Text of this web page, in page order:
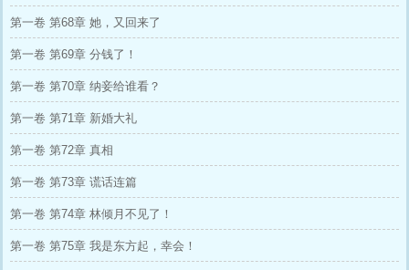
第一卷 第68章 她，又回来了
第一卷 第69章 分钱了！
第一卷 第70章 纳妾给谁看？
第一卷 第71章 新婚大礼
第一卷 第72章 真相
第一卷 第73章 谎话连篇
第一卷 第74章 林倾月不见了！
第一卷 第75章 我是东方起，幸会！